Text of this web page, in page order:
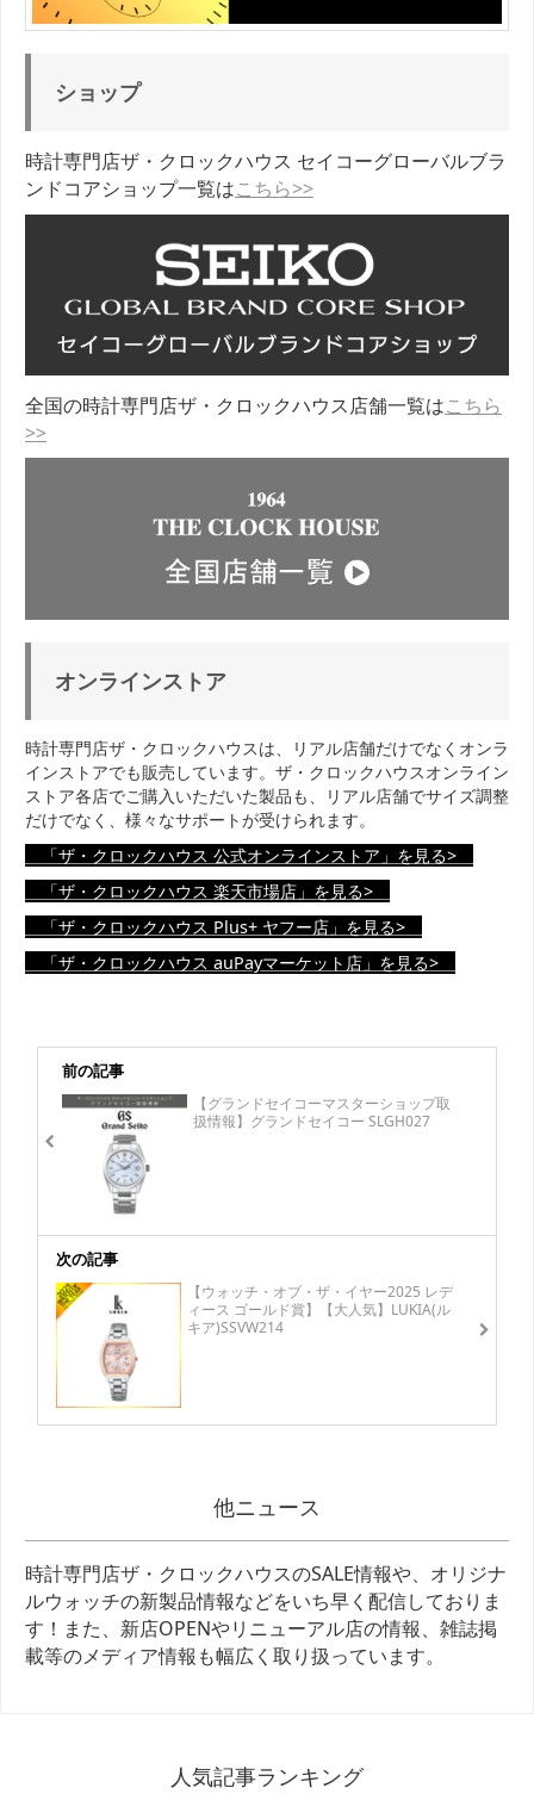
ショップ
時計専門店ザ・クロックハウス セイコーグローバルブラ
ンドコアショップ一覧はこちら>>
全国の時計専門店ザ・クロックハウス店舗一覧はこちら
>>
オンラインストア
時計専門店ザ・クロックハウスは、リアル店舗だけでなくオンラ
インストアでも販売しています。ザ・クロックハウスオンライン
ストア各店でご購入いただいた製品も、リアル店舗でサイズ調整
だけでなく、様々なサポートが受けられます。
「ザ・クロックハウス 公式オンラインストア」を見る>
「ザ・クロックハウス 楽天市場店」を見る>
「ザ・クロックハウス Plus+ ヤフー店」を見る>
「ザ・クロックハウス auPayマーケット店」を見る>
前の記事
【グランドセイコーマスターショップ取
扱情報】グランドセイコー SLGH027
次の記事
【ウォッチ・オブ・ザ・イヤー2025 レデ
ィース ゴールド賞】【大人気】LUKIA(ル
キア)SSVW214
他ニュース
時計専門店ザ・クロックハウスのSALE情報や、オリジナ
ルウォッチの新製品情報などをいち早く配信しておりま
す！また、新店OPENやリニューアル店の情報、雑誌掲
載等のメディア情報も幅広く取り扱っています。
人気記事ランキング